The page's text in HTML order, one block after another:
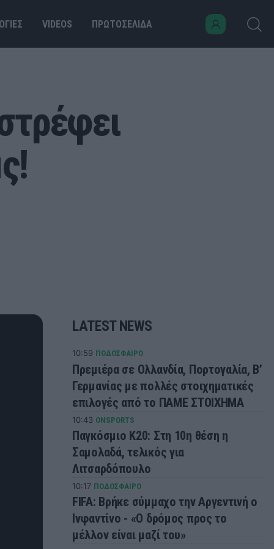
VIDEOS ΠΡΩΤΟΣΕΛΙΔΑ
LATEST NEWS
10:59 ΠΟΔΟΣΦΑΙΡΟ
Πρεμιέρα σε Ολλανδία, Πορτογαλία, Β’
Γερμανίας με πολλές στοιχηματικές
επιλογές από το ΠΑΜΕ ΣΤΟΙΧΗΜΑ
10:43 ONSPORTS
Παγκόσμιο Κ20: Στη 10η θέση η
Σαμολαδά, τελικός για
Λιτσαρδόπουλο
10:17 ΠΟΔΟΣΦΑΙΡΟ
FIFA: Βρήκε σύμμαχο την Αργεντινή ο
Ινφαντίνο - «Ο δρόμος προς το
μέλλον είναι μαζί του»